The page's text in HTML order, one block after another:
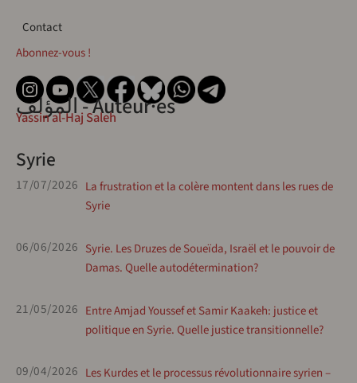
Contact
Contact
Abonnez-vous !
المؤلف - Auteur·esYassin al-Haj Saleh
Syrie
17/07/2026 La frustration et la colère montent dans les rues de
Syrie
06/06/2026 Syrie. Les Druzes de Soueïda, Israël et le pouvoir de
Damas. Quelle autodétermination?
21/05/2026 Entre Amjad Youssef et Samir Kaakeh: justice et
politique en Syrie. Quelle justice transitionnelle?
09/04/2026 Les Kurdes et le processus révolutionnaire syrien –